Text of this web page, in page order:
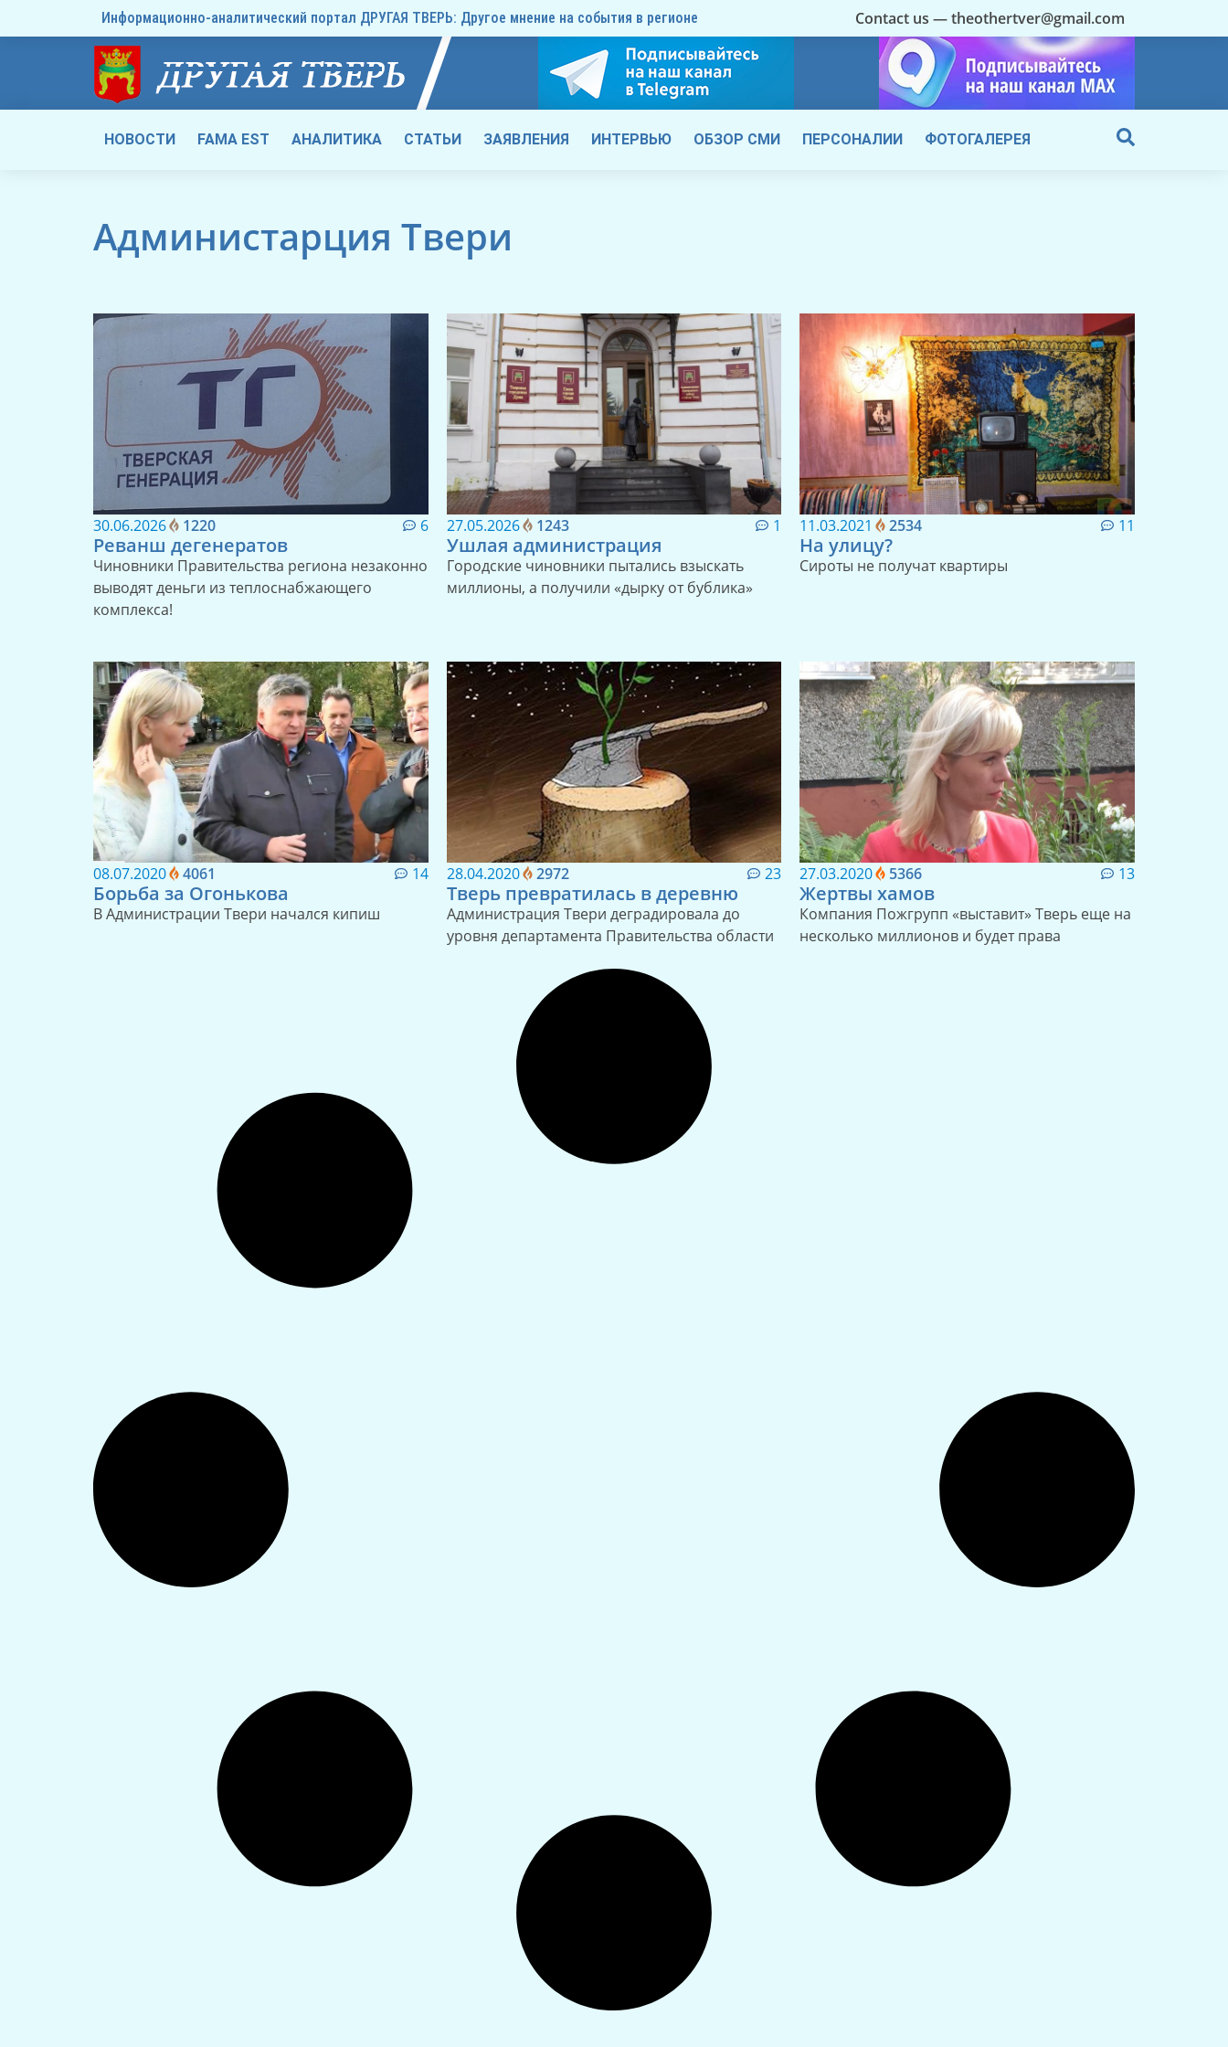
Информационно-аналитический портал ДРУГАЯ ТВЕРЬ: Другое мнение на события в регионе Contact us — theothertver@gmail.com
НОВОСТИ FAMA EST АНАЛИТИКА СТАТЬИ ЗАЯВЛЕНИЯ ИНТЕРВЬЮ ОБЗОР СМИ ПЕРСОНАЛИИ ФОТОГАЛЕРЕЯ
Администарция Твери
30.06.2026 1220 6
Реванш дегенератов
Чиновники Правительства региона незаконно
выводят деньги из теплоснабжающего
комплекса!
27.05.2026 1243 1
Ушлая администрация
Городские чиновники пытались взыскать
миллионы, а получили «дырку от бублика»
11.03.2021 2534 11
На улицу?
Сироты не получат квартиры
08.07.2020 4061 14
Борьба за Огонькова
В Администрации Твери начался кипиш
28.04.2020 2972 23
Тверь превратилась в деревню
Администрация Твери деградировала до
уровня департамента Правительства области
27.03.2020 5366 13
Жертвы хамов
Компания Пожгрупп «выставит» Тверь еще на
несколько миллионов и будет права